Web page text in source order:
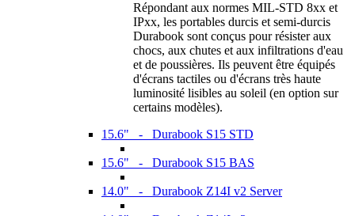
Répondant aux normes MIL-STD 8xx et
IPxx, les portables durcis et semi-durcis
Durabook sont conçus pour résister aux
chocs, aux chutes et aux infiltrations d'eau
et de poussières. Ils peuvent être équipés
d'écrans tactiles ou d'écrans très haute
luminosité lisibles au soleil (en option sur
certains modèles).
15.6" - Durabook S15 STD
15.6" - Durabook S15 BAS
14.0" - Durabook Z14I v2 Server